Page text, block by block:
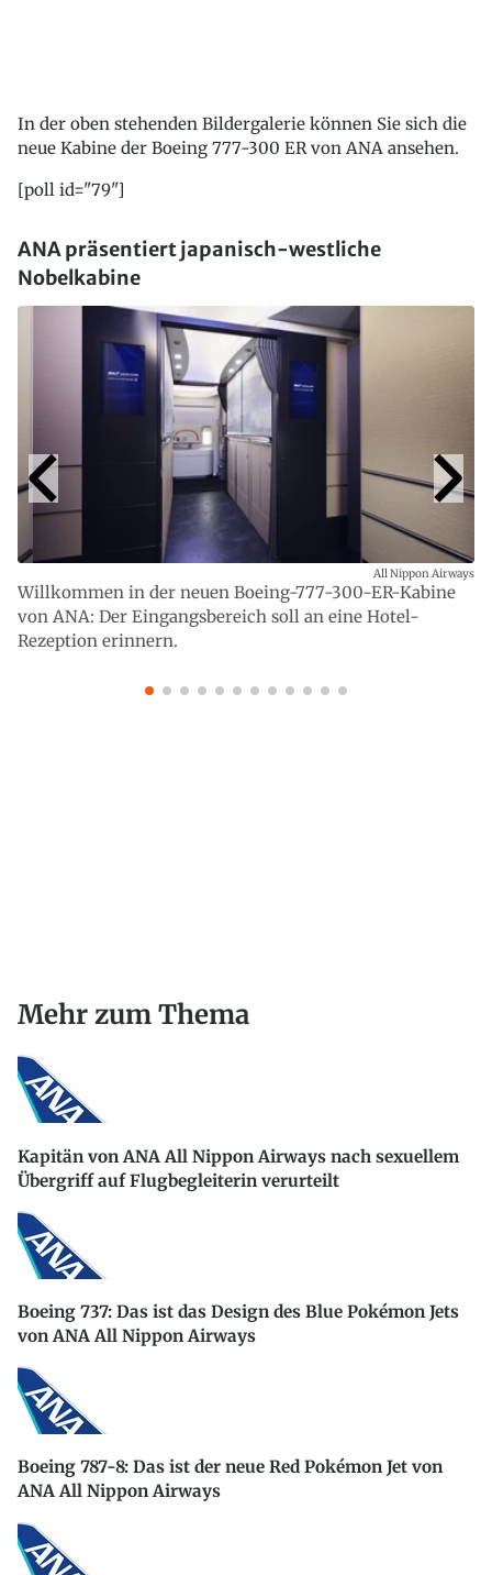
In der oben stehenden Bildergalerie können Sie sich die
neue Kabine der Boeing 777-300 ER von ANA ansehen.
[poll id="79"]
ANA präsentiert japanisch-westliche
Nobelkabine
Willkommen in der neuen Boeing-777-300-ER-Kabine
von ANA: Der Eingangsbereich soll an eine Hotel-
Rezeption erinnern.
All Nippon Airways
Mehr zum Thema
Kapitän von ANA All Nippon Airways nach sexuellem
Übergriff auf Flugbegleiterin verurteilt
Boeing 737: Das ist das Design des Blue Pokémon Jets
von ANA All Nippon Airways
Boeing 787-8: Das ist der neue Red Pokémon Jet von
ANA All Nippon Airways